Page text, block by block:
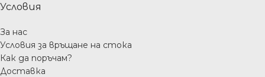
Условия
За нас
Условия за връщане на стока
Как да поръчам?
Доставка